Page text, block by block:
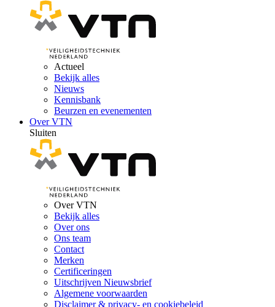
Actueel
Bekijk alles
Nieuws
Kennisbank
Beurzen en evenementen
Over VTN
Sluiten
Over VTN
Bekijk alles
Over ons
Ons team
Contact
Merken
Certificeringen
Uitschrijven Nieuwsbrief
Algemene voorwaarden
Disclaimer & privacy- en cookiebeleid